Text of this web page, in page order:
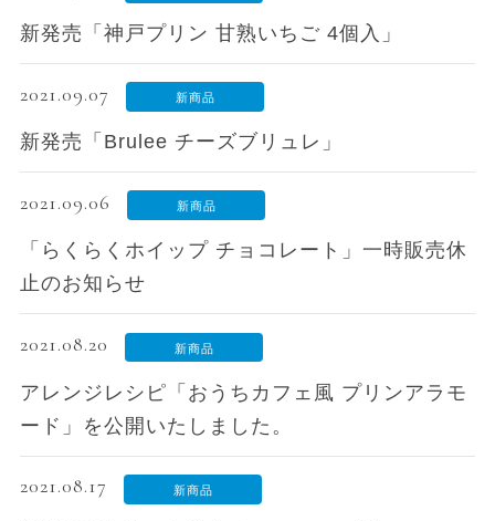
新発売「神戸プリン 甘熟いちご 4個入」
2021.09.07 新商品
新発売「Brulee チーズブリュレ」
2021.09.06 新商品
「らくらくホイップ チョコレート」一時販売休
止のお知らせ
2021.08.20 新商品
アレンジレシピ「おうちカフェ風 プリンアラモ
ード」を公開いたしました。
2021.08.17 新商品